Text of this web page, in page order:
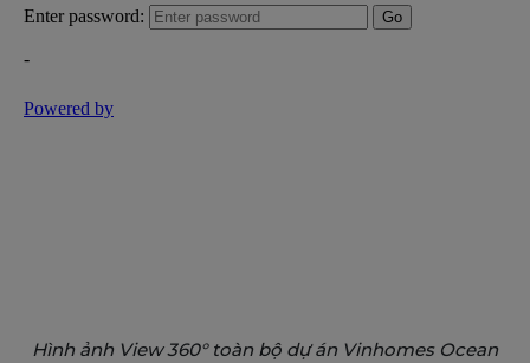
Hình ảnh View 360° toàn bộ dự án Vinhomes Ocean